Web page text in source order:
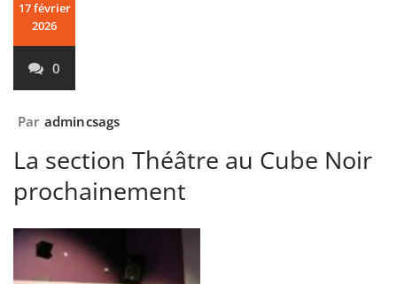
17 février
2026
0
Par admincsags
La section Théâtre au Cube Noir
prochainement